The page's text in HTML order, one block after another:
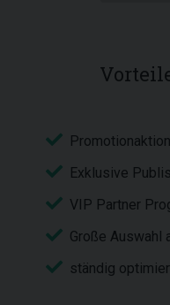
Exklusive
VIP Partner
Große Auswahl
ständig